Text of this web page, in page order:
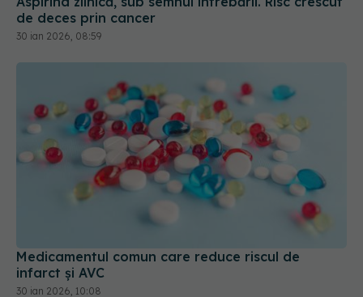
30 ian 2026, 08:59
Medicamentul comun care reduce riscul de
infarct și AVC
30 ian 2026, 10:08